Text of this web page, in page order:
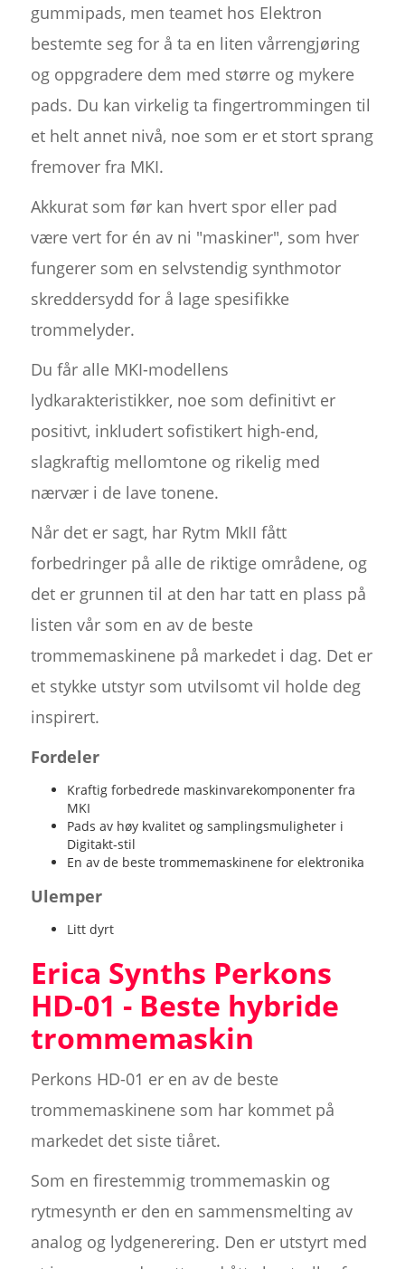
gummipads, men teamet hos Elektron
bestemte seg for å ta en liten vårrengjøring
og oppgradere dem med større og mykere
pads. Du kan virkelig ta fingertrommingen til
et helt annet nivå, noe som er et stort sprang
fremover fra MKI.
Akkurat som før kan hvert spor eller pad
være vert for én av ni "maskiner", som hver
fungerer som en selvstendig synthmotor
skreddersydd for å lage spesifikke
trommelyder.
Du får alle MKI-modellens
lydkarakteristikker, noe som definitivt er
positivt, inkludert sofistikert high-end,
slagkraftig mellomtone og rikelig med
nærvær i de lave tonene.
Når det er sagt, har Rytm MkII fått
forbedringer på alle de riktige områdene, og
det er grunnen til at den har tatt en plass på
listen vår som en av de beste
trommemaskinene på markedet i dag. Det er
et stykke utstyr som utvilsomt vil holde deg
inspirert.
Fordeler
Kraftig forbedrede maskinvarekomponenter fra
MKI
Pads av høy kvalitet og samplingsmuligheter i
Digitakt-stil
En av de beste trommemaskinene for elektronika
Ulemper
Litt dyrt
Erica Synths Perkons
HD-01 - Beste hybride
trommemaskin
Perkons HD-01 er en av de beste
trommemaskinene som har kommet på
markedet det siste tiåret.
Som en firestemmig trommemaskin og
rytmesynth er den en sammensmelting av
analog og lydgenerering. Den er utstyrt med